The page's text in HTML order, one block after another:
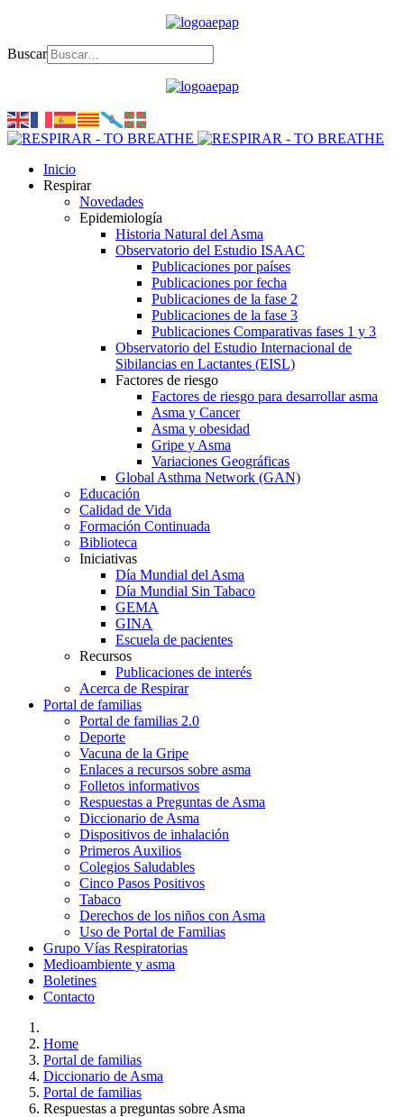
Buscar
Inicio
Respirar
Novedades
Epidemiología
Historia Natural del Asma
Observatorio del Estudio ISAAC
Publicaciones por países
Publicaciones por fecha
Publicaciones de la fase 2
Publicaciones de la fase 3
Publicaciones Comparativas fases 1 y 3
Observatorio del Estudio Internacional de
Sibilancias en Lactantes (EISL)
Factores de riesgo
Factores de riesgo para desarrollar asma
Asma y Cancer
Asma y obesidad
Gripe y Asma
Variaciones Geográficas
Global Asthma Network (GAN)
Educación
Calidad de Vida
Formación Continuada
Biblioteca
Iniciativas
Día Mundial del Asma
Día Mundial Sin Tabaco
GEMA
GINA
Escuela de pacientes
Recursos
Publicaciones de interés
Acerca de Respirar
Portal de familias
Portal de familias 2.0
Deporte
Vacuna de la Gripe
Enlaces a recursos sobre asma
Folletos informativos
Respuestas a Preguntas de Asma
Diccionario de Asma
Dispositivos de inhalación
Primeros Auxilios
Colegios Saludables
Cinco Pasos Positivos
Tabaco
Derechos de los niños con Asma
Uso de Portal de Familias
Grupo Vías Respiratorias
Medioambiente y asma
Boletines
Contacto
Home
Portal de familias
Diccionario de Asma
Portal de familias
Respuestas a preguntas sobre Asma